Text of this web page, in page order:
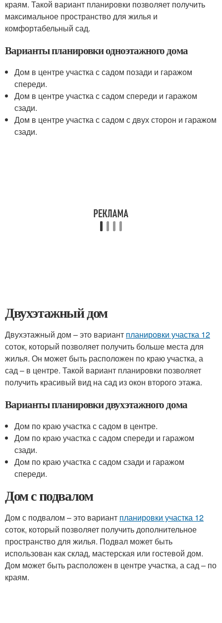
краям. Такой вариант планировки позволяет получить
максимальное пространство для жилья и
комфортабельный сад.
Варианты планировки одноэтажного дома
Дом в центре участка с садом позади и гаражом
спереди.
Дом в центре участка с садом спереди и гаражом
сзади.
Дом в центре участка с садом с двух сторон и гаражом
сзади.
Двухэтажный дом
Двухэтажный дом – это вариант планировки участка 12
соток, который позволяет получить больше места для
жилья. Он может быть расположен по краю участка, а
сад – в центре. Такой вариант планировки позволяет
получить красивый вид на сад из окон второго этажа.
Варианты планировки двухэтажного дома
Дом по краю участка с садом в центре.
Дом по краю участка с садом спереди и гаражом
сзади.
Дом по краю участка с садом сзади и гаражом
спереди.
Дом с подвалом
Дом с подвалом – это вариант планировки участка 12
соток, который позволяет получить дополнительное
пространство для жилья. Подвал может быть
использован как склад, мастерская или гостевой дом.
Дом может быть расположен в центре участка, а сад – по
краям.